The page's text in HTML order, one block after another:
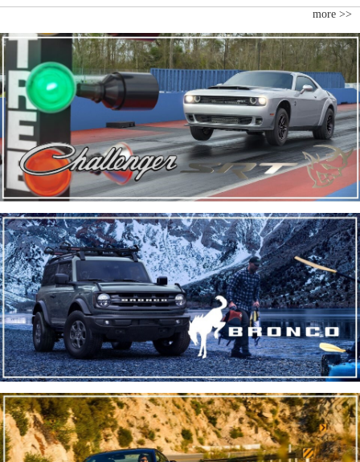
more >>